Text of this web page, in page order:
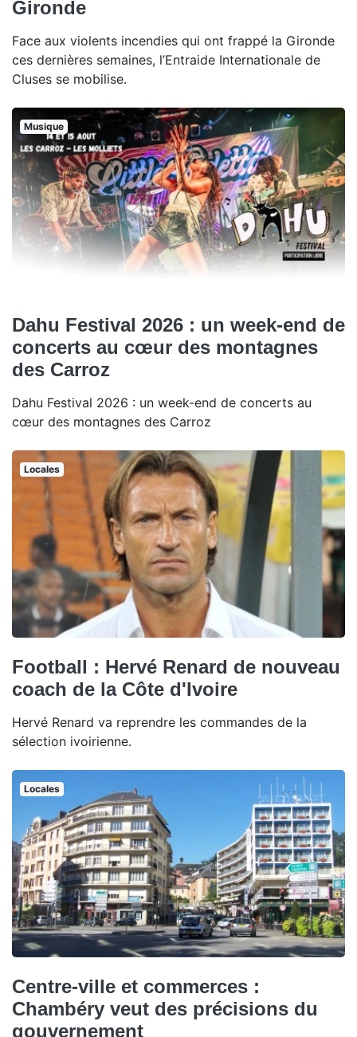
Gironde
Face aux violents incendies qui ont frappé la Gironde
ces dernières semaines, l’Entraide Internationale de
Cluses se mobilise.
Musique
Dahu Festival 2026 : un week-end de
concerts au cœur des montagnes
des Carroz
Dahu Festival 2026 : un week-end de concerts au
cœur des montagnes des Carroz
Locales
Football : Hervé Renard de nouveau
coach de la Côte d'Ivoire
Hervé Renard va reprendre les commandes de la
sélection ivoirienne.
Locales
Centre-ville et commerces :
Chambéry veut des précisions du
gouvernement